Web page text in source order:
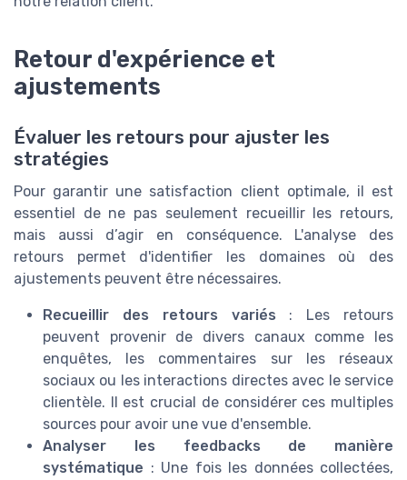
Retour d'expérience et
ajustements
Évaluer les retours pour ajuster les
stratégies
Pour garantir une satisfaction client optimale, il est
essentiel de ne pas seulement recueillir les retours,
mais aussi d’agir en conséquence. L'analyse des
retours permet d'identifier les domaines où des
ajustements peuvent être nécessaires.
Recueillir des retours variés : Les retours
peuvent provenir de divers canaux comme les
enquêtes, les commentaires sur les réseaux
sociaux ou les interactions directes avec le service
clientèle. Il est crucial de considérer ces multiples
sources pour avoir une vue d'ensemble.
Analyser les feedbacks de manière
systématique : Une fois les données collectées,